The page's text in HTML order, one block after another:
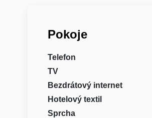
Pokoje
Telefon
TV
Bezdrátový internet
Hotelový textil
Sprcha